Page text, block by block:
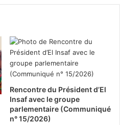
Rencontre du Président d’El
Insaf avec le groupe
parlementaire (Communiqué
n° 15/2026)